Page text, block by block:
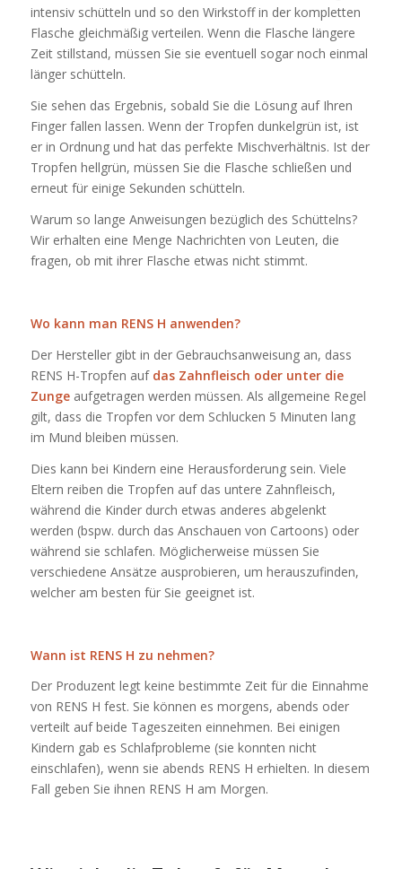
intensiv schütteln und so den Wirkstoff in der kompletten
Flasche gleichmäßig verteilen. Wenn die Flasche längere
Zeit stillstand, müssen Sie sie eventuell sogar noch einmal
länger schütteln.
Sie sehen das Ergebnis, sobald Sie die Lösung auf Ihren
Finger fallen lassen. Wenn der Tropfen dunkelgrün ist, ist
er in Ordnung und hat das perfekte Mischverhältnis. Ist der
Tropfen hellgrün, müssen Sie die Flasche schließen und
erneut für einige Sekunden schütteln.
Warum so lange Anweisungen bezüglich des Schüttelns?
Wir erhalten eine Menge Nachrichten von Leuten, die
fragen, ob mit ihrer Flasche etwas nicht stimmt.
Wo kann man RENS H anwenden?
Der Hersteller gibt in der Gebrauchsanweisung an, dass
RENS H-Tropfen auf das Zahnfleisch oder unter die
Zungeaufgetragen werden müssen. Als allgemeine Regel
gilt, dass die Tropfen vor dem Schlucken 5 Minuten lang
im Mund bleiben müssen.
Dies kann bei Kindern eine Herausforderung sein. Viele
Eltern reiben die Tropfen auf das untere Zahnfleisch,
während die Kinder durch etwas anderes abgelenkt
werden (bspw. durch das Anschauen von Cartoons) oder
während sie schlafen. Möglicherweise müssen Sie
verschiedene Ansätze ausprobieren, um herauszufinden,
welcher am besten für Sie geeignet ist.
Wann ist RENS H zu nehmen?
Der Produzent legt keine bestimmte Zeit für die Einnahme
von RENS H fest. Sie können es morgens, abends oder
verteilt auf beide Tageszeiten einnehmen. Bei einigen
Kindern gab es Schlafprobleme (sie konnten nicht
einschlafen), wenn sie abends RENS H erhielten. In diesem
Fall geben Sie ihnen RENS H am Morgen.